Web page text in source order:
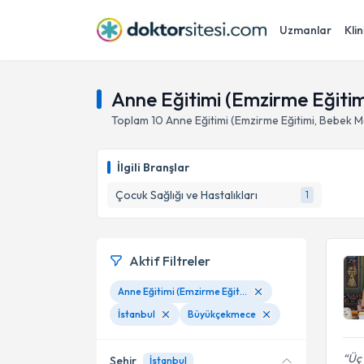
Uzmanlar
Anne Eğitimi (Emzirme
Toplam 10 Anne Eğitimi (Emzirme Eğitimi, Bebek
İlgili Branşlar
Çocuk Sağlığı ve Hastalıkları
1
Aktif Filtreler
Anne Eğitimi (Emzirme Eğitimi, Bebek Masajı Eğitimi Vb)
İstanbul
Büyükçekmece
Şehir İstanbul